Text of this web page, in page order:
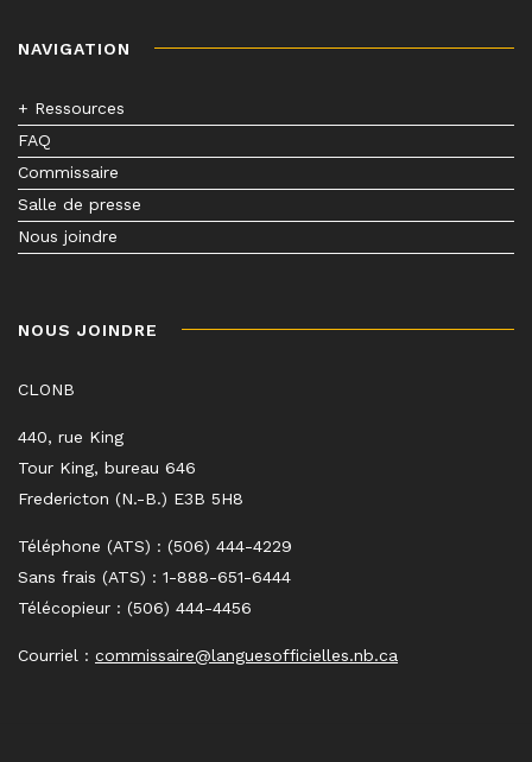
NAVIGATION
+ Ressources
FAQ
Commissaire
Salle de presse
Nous joindre
NOUS JOINDRE
CLONB
440, rue King
Tour King, bureau 646
Fredericton (N.-B.) E3B 5H8
Téléphone (ATS) : (506) 444-4229
Sans frais (ATS) : 1-888-651-6444
Télécopieur : (506) 444-4456
Courriel : commissaire@languesofficielles.nb.ca